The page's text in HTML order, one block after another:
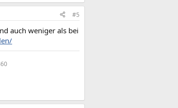
#5
auch weniger als bei